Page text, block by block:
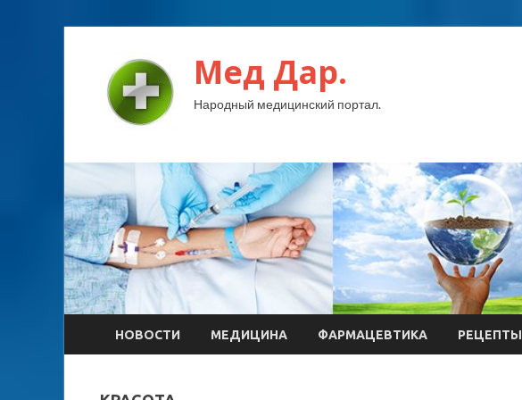
Мед Дар.
Народный медицинский портал.
НОВОСТИ МЕДИЦИНА ФАРМАЦЕВТИКА РЕЦЕПТЫ